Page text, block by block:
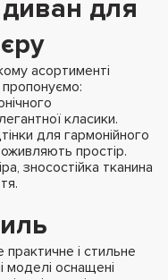
для
асортименті
пропонуємо:
класики.
для гармонійного
простір.
зносостійка тканина
і стильне
моделі оснащені